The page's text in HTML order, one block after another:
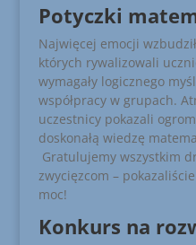
Potyczki
Najwięcej emocji
których rywalizowali
wymagały logicznego
współpracy w grupach.
uczestnicy pokazali
doskonałą wiedzę
Gratulujemy wszystkim
zwycięzcom –
moc!
Konkurs na